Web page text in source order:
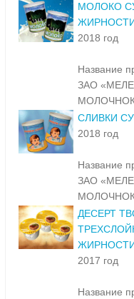
МОЛОКО
2018 год
Название
ЗАО
СЛИВКИ
2018 год
Название
ЗАО
ДЕСЕРТ
2017 год
Название